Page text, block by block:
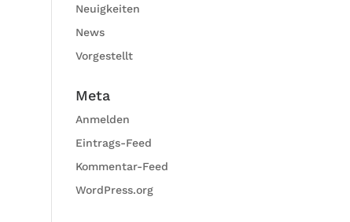
Neuigkeiten
News
Vorgestellt
Meta
Anmelden
Eintrags-Feed
Kommentar-Feed
WordPress.org